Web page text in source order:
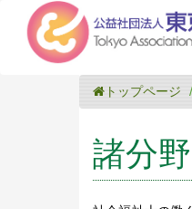
トップページ
諸分